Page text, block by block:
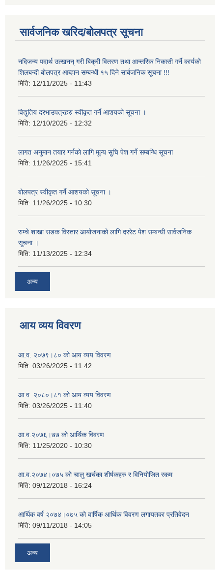
सार्वजनिक खरिद/बोलपत्र सूचना
नदिजन्य पदार्थ उत्खनन् गरी बिक्री वितरण तथा आन्तरिक निकासी गर्ने कार्यको
शिलबन्दी बोलपत्र आब्हान सम्बन्धी १५ दिने सार्बजनिक सूचना !!!
मिति: 12/11/2025 - 11:43
विद्युतिय दरभाउपत्रहरु स्वीकृत गर्ने आशयको सूचना ।
मिति: 12/10/2025 - 12:32
लागत अनुमान तयार गर्नकाे लागि मूल्य सुचि पेश गर्ने सम्बन्धि सूचना
मिति: 11/26/2025 - 15:41
बोलपत्र स्वीकृत गर्ने आशयको सूचना ।
मिति: 11/26/2025 - 10:30
राम्चे शाखा सडक विस्तार आयोजनाको लागि दररेट पेश सम्बन्धी सार्वजनिक
सूचना ।
मिति: 11/13/2025 - 12:34
अन्य
आय व्यय विवरण
आ.व. २०७९।८० को आय व्यय विवरण
मिति: 03/26/2025 - 11:42
आ.व. २०८०।८१ को आय व्यय विवरण
मिति: 03/26/2025 - 11:40
आ.व.२०७६।७७ को आर्थिक विवरण
मिति: 11/25/2020 - 10:30
आ.व.२०७४।०७५ को चालु खर्चका शीर्षकहरु र विनियोजित रकम
मिति: 09/12/2018 - 16:24
आर्थिक वर्ष २०७४।०७५ को वार्षिक आर्थिक विवरण लगायतका प्रतिवेदन
मिति: 09/11/2018 - 14:05
अन्य